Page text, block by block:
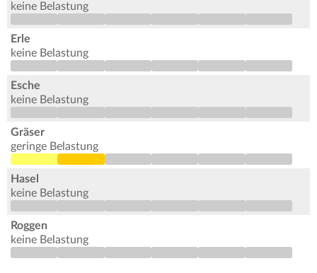
keine Belastung
Erle
keine Belastung
Esche
keine Belastung
Gräser
geringe Belastung
Hasel
keine Belastung
Roggen
keine Belastung